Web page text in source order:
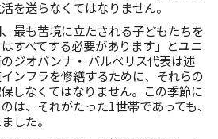
を送らなくてはなりません。
、最も苦境に立たされる子どもたちを
すべてする必要があります」とユニ
ジオバンナ・ バルベリス代表は述
ンフラを修繕するために、それらの
しなくてはなりません。この季節に
は、それがたった1世帯であっても、
した。